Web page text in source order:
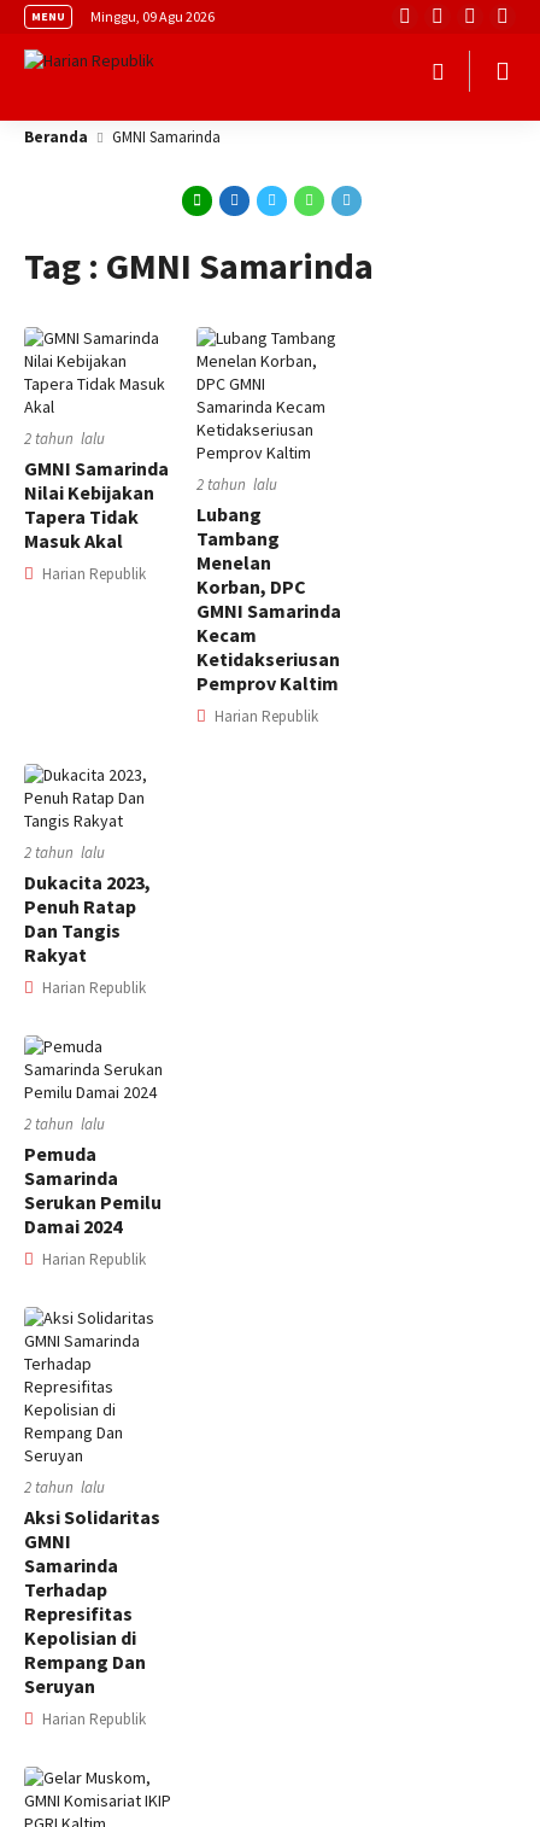
MENU Minggu, 09 Agu 2026
Beranda GMNI Samarinda
Tag : GMNI Samarinda
2 tahun lalu
GMNI Samarinda
Nilai Kebijakan
Tapera Tidak
Masuk Akal
Harian Republik
2 tahun lalu
Lubang
Tambang
Menelan
Korban, DPC
GMNI Samarinda
Kecam
Ketidakseriusan
Pemprov Kaltim
Harian Republik
2 tahun lalu
Dukacita 2023,
Penuh Ratap
Dan Tangis
Rakyat
Harian Republik
2 tahun lalu
Pemuda
Samarinda
Serukan Pemilu
Damai 2024
Harian Republik
2 tahun lalu
Aksi Solidaritas
GMNI
Samarinda
Terhadap
Represifitas
Kepolisian di
Rempang Dan
Seruyan
Harian Republik